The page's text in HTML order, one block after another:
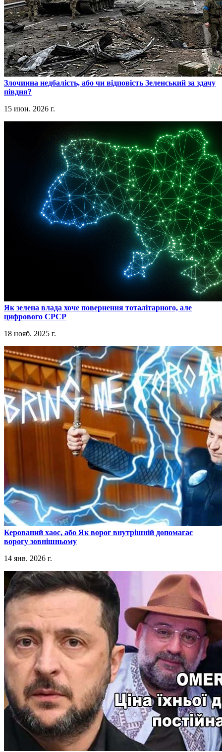
​Злочинна недбалість, або чи відповість Зеленський за здачу
півдня?
15 июн. 2026 г.
​Як зелена влада хоче повернення тоталітарного, але
цифрового СРСР
18 нояб. 2025 г.
​Керований хаос, або Як ворог внутрішній допомагає
ворогу зовнішньому
14 янв. 2026 г.